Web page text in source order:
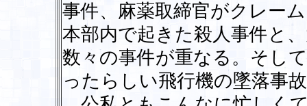
事件、麻薬取締官がクレー
本部内で起きた殺人事件と
数々の事件が重なる。そし
ったらしい飛行機の墜落事